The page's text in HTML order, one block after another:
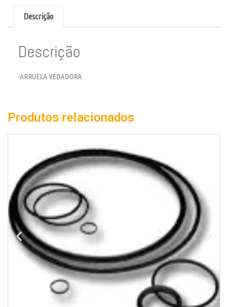
Descrição
Descrição
-ARRUELA VEDADORA
Produtos relacionados